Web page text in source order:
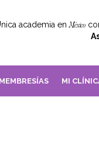
academia en México
MEMBRESÍAS MI